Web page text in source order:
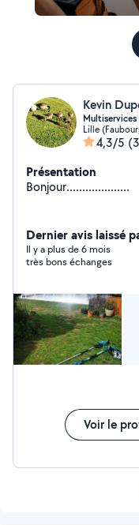
Kevin
Multiservices
Lille
4,3/5
Présentation
Bonjour....................
Dernier avis laissé
Il y a plus de 6 mois
très bons échanges
Voir le